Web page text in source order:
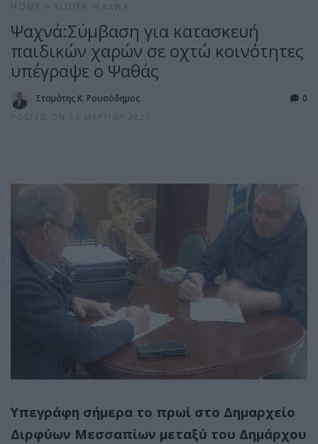
HOME SLIDER ΨΑΧΝΆ
Ψαχνά:Σύμβαση για κατασκευή
παιδικών χαρών σε οχτώ κοινότητες
υπέγραψε ο Ψαθάς
Σταμάτης Κ. Ρουσόδημος
POSTED ON 23 ΜΑΡΤΊΟΥ 2023
0
Υπεγράφη σήμερα το πρωί στο Δημαρχείο
Διρφύων Μεσσαπίων μεταξύ του Δημάρχου